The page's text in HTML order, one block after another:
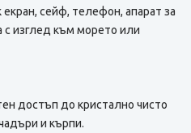
сейф, телефон, апарат за
с изглед към морето или
достъп до кристално чисто
и кърпи.